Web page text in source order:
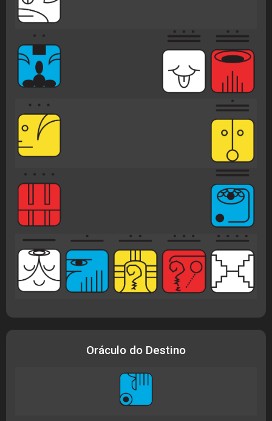
Oráculo do Destino